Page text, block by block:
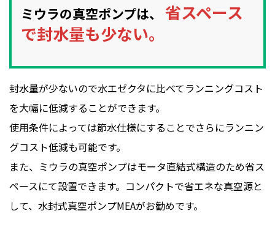
ミウラの真空ポンプは、 省スペース
で封水量も少ない。
封水量が少ないので水エゼクタに比べてランニングコスト
を大幅に低減することができます。
使用条件によっては節水仕様にすることでさらにランニン
グコスト低減も可能です。
また、ミウラの真空ポンプはモータ直結式構造のため省ス
ペースにて設置できます。コンパクトで省エネな真空源と
して、水封式真空ポンプMEAがお勧めです。